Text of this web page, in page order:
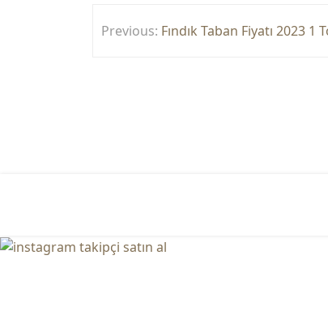
Yazı
Previous: Fındık Taban Fiyatı 2023 1